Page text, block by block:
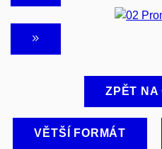
ZPĚT NA
VĚTŠÍ FORMÁT